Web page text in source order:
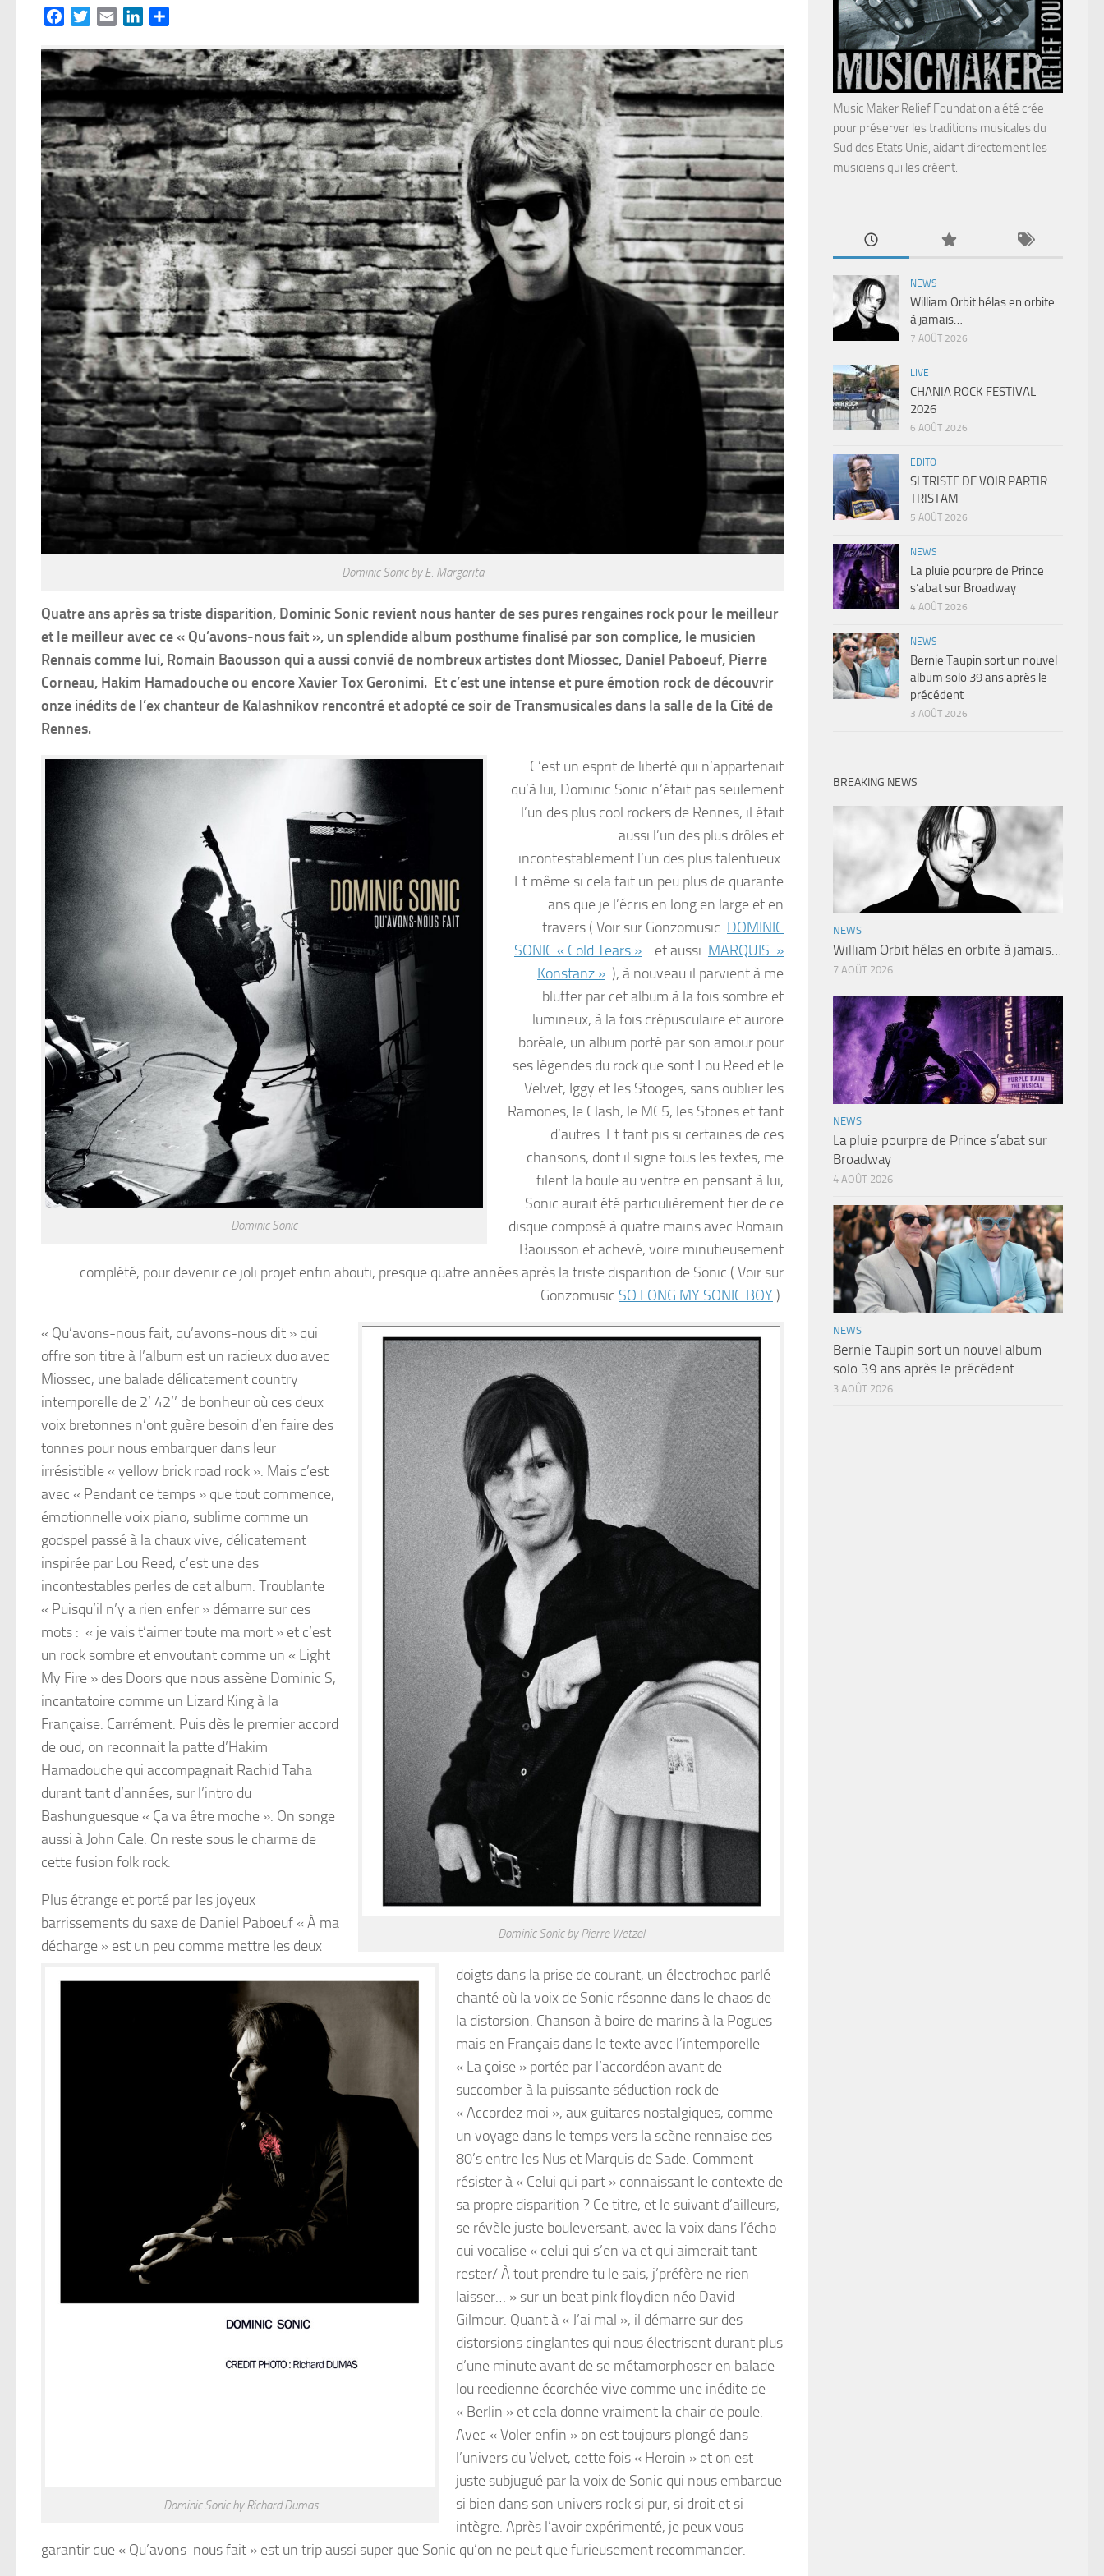
FacebookTwitterEmail LinkedIn
Dominic Sonic by E. Margarita
Quatre ans après sa triste disparition, Dominic Sonic revient nous hanter de ses pures rengaines rock pour le meilleur
et le meilleur avec ce « Qu’avons-nous fait », un splendide album posthume finalisé par son complice, le musicien
Rennais comme lui, Romain Baousson qui a aussi convié de nombreux artistes dont Miossec, Daniel Paboeuf, Pierre
Corneau, Hakim Hamadouche ou encore Xavier Tox Geronimi. Et c’est une intense et pure émotion rock de découvrir
onze inédits de l’ex chanteur de Kalashnikov rencontré et adopté ce soir de Transmusicales dans la salle de la Cité de
Rennes.
Dominic Sonic
C’est un esprit de liberté qui n’appartenait
qu’à lui, Dominic Sonic n’était pas seulement
l’un des plus cool rockers de Rennes, il était
aussi l’un des plus drôles et
incontestablement l’un des plus talentueux.
Et même si cela fait un peu plus de quarante
ans que je l’écris en long en large et en
travers ( Voir sur Gonzomusic DOMINIC
SONIC « Cold Tears » et aussi MARQUIS »
Konstanz » ), à nouveau il parvient à me
bluffer par cet album à la fois sombre et
lumineux, à la fois crépusculaire et aurore
boréale, un album porté par son amour pour
ses légendes du rock que sont Lou Reed et le
Velvet, Iggy et les Stooges, sans oublier les
Ramones, le Clash, le MC5, les Stones et tant
d’autres. Et tant pis si certaines de ces
chansons, dont il signe tous les textes, me
filent la boule au ventre en pensant à lui,
Sonic aurait été particulièrement fier de ce
disque composé à quatre mains avec Romain
Baousson et achevé, voire minutieusement
complété, pour devenir ce joli projet enfin abouti, presque quatre années après la triste disparition de Sonic ( Voir sur
Gonzomusic SO LONG MY SONIC BOY ).
Dominic Sonic by Pierre Wetzel
« Qu’avons-nous fait, qu’avons-nous dit » qui
offre son titre à l’album est un radieux duo avec
Miossec, une balade délicatement country
intemporelle de 2’ 42’’ de bonheur où ces deux
voix bretonnes n’ont guère besoin d’en faire des
tonnes pour nous embarquer dans leur
irrésistible « yellow brick road rock ». Mais c’est
avec « Pendant ce temps » que tout commence,
émotionnelle voix piano, sublime comme un
godspel passé à la chaux vive, délicatement
inspirée par Lou Reed, c’est une des
incontestables perles de cet album. Troublante
« Puisqu’il n’y a rien enfer » démarre sur ces
mots : « je vais t’aimer toute ma mort » et c’est
un rock sombre et envoutant comme un « Light
My Fire » des Doors que nous assène Dominic S,
incantatoire comme un Lizard King à la
Française. Carrément. Puis dès le premier accord
de oud, on reconnait la patte d’Hakim
Hamadouche qui accompagnait Rachid Taha
durant tant d’années, sur l’intro du
Bashunguesque « Ça va être moche ». On songe
aussi à John Cale. On reste sous le charme de
cette fusion folk rock.
Dominic Sonic by Richard Dumas
Plus étrange et porté par les joyeux
barrissements du saxe de Daniel Paboeuf « À ma
décharge » est un peu comme mettre les deux
doigts dans la prise de courant, un électrochoc parlé-
chanté où la voix de Sonic résonne dans le chaos de
la distorsion. Chanson à boire de marins à la Pogues
mais en Français dans le texte avec l’intemporelle
« La çoise » portée par l’accordéon avant de
succomber à la puissante séduction rock de
« Accordez moi », aux guitares nostalgiques, comme
un voyage dans le temps vers la scène rennaise des
80’s entre les Nus et Marquis de Sade. Comment
résister à « Celui qui part » connaissant le contexte de
sa propre disparition ? Ce titre, et le suivant d’ailleurs,
se révèle juste bouleversant, avec la voix dans l’écho
qui vocalise « celui qui s’en va et qui aimerait tant
rester/ À tout prendre tu le sais, j’préfère ne rien
laisser… » sur un beat pink floydien néo David
Gilmour. Quant à « J’ai mal », il démarre sur des
distorsions cinglantes qui nous électrisent durant plus
d’une minute avant de se métamorphoser en balade
lou reedienne écorchée vive comme une inédite de
« Berlin » et cela donne vraiment la chair de poule.
Avec « Voler enfin » on est toujours plongé dans
l’univers du Velvet, cette fois « Heroin » et on est
juste subjugué par la voix de Sonic qui nous embarque
si bien dans son univers rock si pur, si droit et si
intègre. Après l’avoir expérimenté, je peux vous
garantir que « Qu’avons-nous fait » est un trip aussi super que Sonic qu’on ne peut que furieusement recommander.
Music Maker Relief Foundation a été crée
pour préserver les traditions musicales du
Sud des Etats Unis, aidant directement les
musiciens qui les créent.
NEWS
William Orbit hélas en orbite
à jamais…
7 AOÛT 2026
LIVE
CHANIA ROCK FESTIVAL
2026
6 AOÛT 2026
EDITO
SI TRISTE DE VOIR PARTIR
TRISTAM
5 AOÛT 2026
NEWS
La pluie pourpre de Prince
s’abat sur Broadway
4 AOÛT 2026
NEWS
Bernie Taupin sort un nouvel
album solo 39 ans après le
précédent
3 AOÛT 2026
BREAKING NEWS
NEWS
William Orbit hélas en orbite à jamais…
7 AOÛT 2026
NEWS
La pluie pourpre de Prince s’abat sur
Broadway
4 AOÛT 2026
NEWS
Bernie Taupin sort un nouvel album
solo 39 ans après le précédent
3 AOÛT 2026